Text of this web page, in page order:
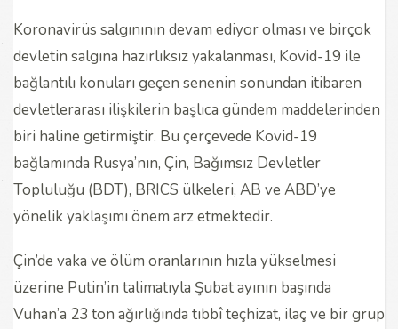
Koronavirüs salgınının devam ediyor olması ve birçok
devletin salgına hazırlıksız yakalanması, Kovid-19 ile
bağlantılı konuları geçen senenin sonundan itibaren
devletlerarası ilişkilerin başlıca gündem maddelerinden
biri haline getirmiştir. Bu çerçevede Kovid-19
bağlamında Rusya’nın, Çin, Bağımsız Devletler
Topluluğu (BDT), BRICS ülkeleri, AB ve ABD’ye
yönelik yaklaşımı önem arz etmektedir.
Çin’de vaka ve ölüm oranlarının hızla yükselmesi
üzerine Putin’in talimatıyla Şubat ayının başında
Vuhan’a 23 ton ağırlığında tıbbî teçhizat, ilaç ve bir grup